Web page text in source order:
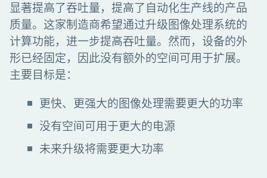
显著提高了吞吐量，提高了自动化生产线的产品
质量。这家制造商希望通过升级图像处理系统的
计算功能，进一步提高吞吐量。然而，设备的外
形已经固定，因此没有额外的空间可用于扩展。
主要目标是：
更快、更强大的图像处理需要更大的功率
没有空间可用于更大的电源
未来升级将需要更大功率